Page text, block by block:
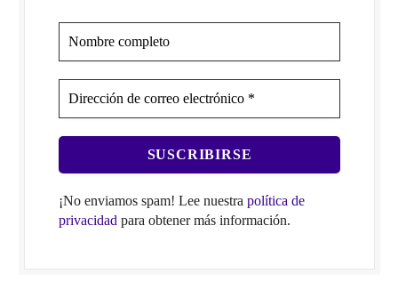
¡No enviamos spam! Lee nuestra política de
privacidad para obtener más información.